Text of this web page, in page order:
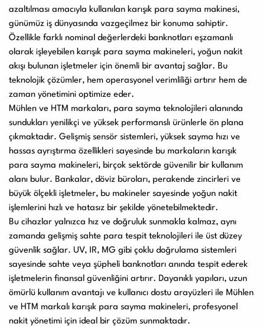
Laminasyon PVC
Makineleri
Ciltleme Makineleri
Giyotin Makineleri Sarf Malzemeleri
Paketleme Dolgu
Makinaları
Diğer Ürünler
Kullanım Kılavuzları
azaltılması amacıyla kullanılan karışık para sayma makinesi,
günümüz iş dünyasında vazgeçilmez bir konuma sahiptir.
Özellikle farklı nominal değerlerdeki banknotları eşzamanlı
olarak işleyebilen karışık para sayma makineleri, yoğun nakit
akışı bulunan işletmeler için önemli bir avantaj sağlar. Bu
teknolojik çözümler, hem operasyonel verimliliği artırır hem de
zaman yönetimini optimize eder.
Mühlen ve HTM markaları, para sayma teknolojileri alanında
sundukları yenilikçi ve yüksek performanslı ürünlerle ön plana
çıkmaktadır. Gelişmiş sensör sistemleri, yüksek sayma hızı ve
hassas ayrıştırma özellikleri sayesinde bu markaların karışık
para sayma makineleri, birçok sektörde güvenilir bir kullanım
alanı bulur. Bankalar, döviz büroları, perakende zincirleri ve
büyük ölçekli işletmeler, bu makineler sayesinde yoğun nakit
işlemlerini hızlı ve hatasız bir şekilde yönetebilmektedir.
Bu cihazlar yalnızca hız ve doğruluk sunmakla kalmaz, aynı
zamanda gelişmiş sahte para tespit teknolojileri ile üst düzey
güvenlik sağlar. UV, IR, MG gibi çoklu doğrulama sistemleri
sayesinde sahte veya şüpheli banknotları anında tespit ederek
işletmelerin finansal güvenliğini artırır. Dayanıklı yapıları, uzun
ömürlü kullanım avantajı ve kullanıcı dostu arayüzleri ile Mühlen
ve HTM markalı karışık para sayma makineleri, profesyonel
nakit yönetimi için ideal bir çözüm sunmaktadır.